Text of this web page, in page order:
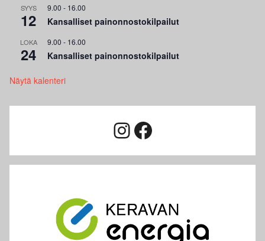
SYYS
12
9.00 - 16.00
Kansalliset painonnostokilpailut
LOKA
24
9.00 - 16.00
Kansalliset painonnostokilpailut
Näytä kalenteri
Instagram
Facebook